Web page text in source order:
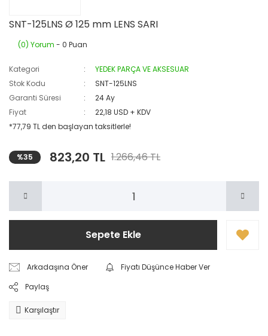
SNT-125LNS Ø 125 mm LENS SARI
(0) Yorum - 0 Puan
Kategori
YEDEK PARÇA VE AKSESUAR
Stok Kodu
SNT-125LNS
Garanti Süresi
24 Ay
Fiyat
22,18 USD + KDV
*77,79 TL den başlayan taksitlerle!
%35 823,20 TL 1.266,46 TL
Sepete Ekle
Arkadaşına Öner
Fiyatı Düşünce Haber Ver
Paylaş
Karşılaştır